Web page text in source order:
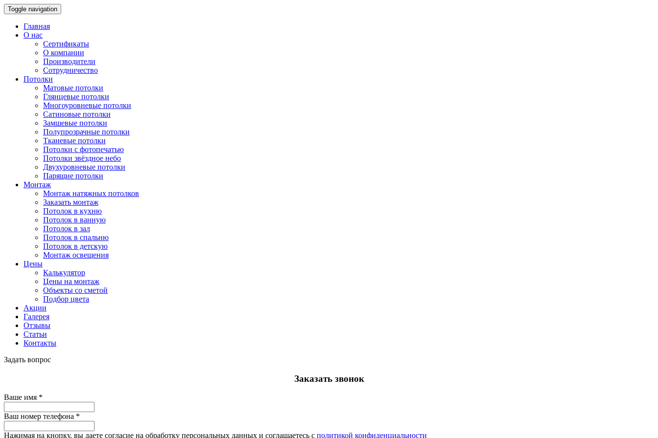
Toggle navigation
Главная
О нас
Сертификаты
О компании
Производители
Сотрудничество
Потолки
Матовые потолки
Глянцевые потолки
Многоуровневые потолки
Сатиновые потолки
Замшевые потолки
Полупрозрачные потолки
Тканевые потолки
Потолки с фотопечатью
Потолки звёздное небо
Двухуровневые потолки
Парящие потолки
Монтаж
Монтаж натяжных потолков
Заказать монтаж
Потолок в кухню
Потолок в ванную
Потолок в зал
Потолок в спальню
Потолок в детскую
Монтаж освещения
Цены
Калькулятор
Цены на монтаж
Объекты со сметой
Подбор цвета
Акции
Галерея
Отзывы
Статьи
Контакты
Задать вопрос
Заказать звонок
Ваше имя *
Ваш номер телефона *
Нажимая на кнопку, вы даете согласие на обработку персональных данных и соглашаетесь с политикой конфиденциальности